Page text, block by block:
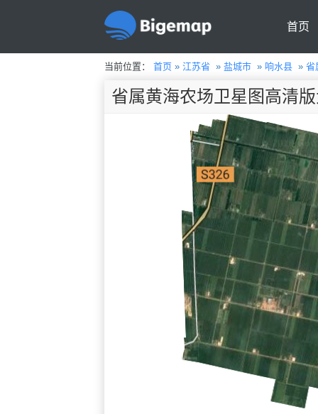
首页
当前位置： 首页» 江苏省 » 盐城市» 响水县» 省
省属黄海农场卫星图高清